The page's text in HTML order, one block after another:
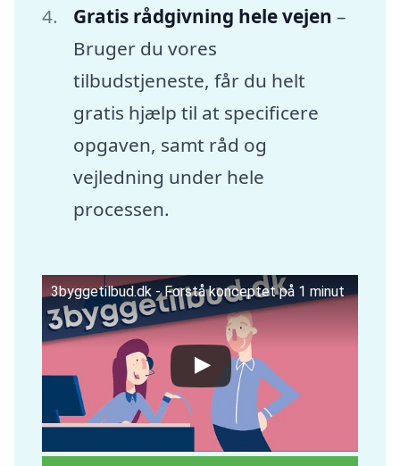
Gratis rådgivning hele vejen –
Bruger du vores
tilbudstjeneste, får du helt
gratis hjælp til at specificere
opgaven, samt råd og
vejledning under hele
processen.
3byggetilbud.dk - Forstå konceptet på 1 minut